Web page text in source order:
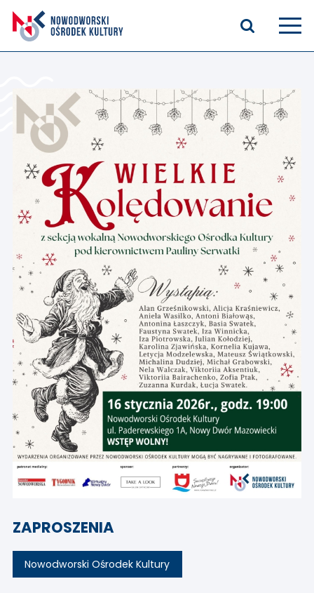
Kasyno Oficerskie
Kino
Bilety
Zajęcia stałe
Kontakt
O nas
ZAPROSZENIA
Nowodworski Ośrodek Kultury